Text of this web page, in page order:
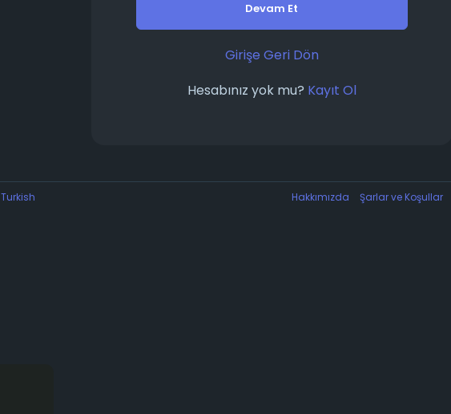
Devam Et
Girişe Geri Dön
Hesabınız yok mu? Kayıt Ol
Turkish Hakkımızda Şarlar ve Koşullar